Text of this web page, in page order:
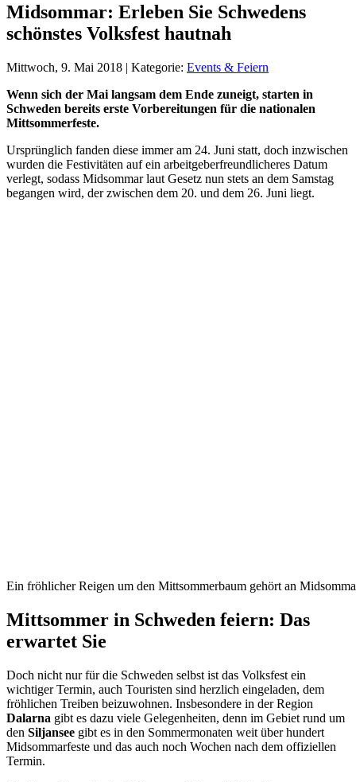
Midsommar: Erleben Sie Schwedens
schönstes Volksfest hautnah
Mittwoch, 9. Mai 2018 | Kategorie: Events & Feiern
Wenn sich der Mai langsam dem Ende zuneigt, starten in
Schweden bereits erste Vorbereitungen für die nationalen
Mittsommerfeste.
Ursprünglich fanden diese immer am 24. Juni statt, doch inzwischen
wurden die Festivitäten auf ein arbeitgeberfreundlicheres Datum
verlegt, sodass Midsommar laut Gesetz nun stets an dem Samstag
begangen wird, der zwischen dem 20. und dem 26. Juni liegt.
Ein fröhlicher Reigen um den Mittsommerbaum gehört an
Mittsommer in Schweden feiern: Das
erwartet Sie
Doch nicht nur für die Schweden selbst ist das Volksfest ein
wichtiger Termin, auch Touristen sind herzlich eingeladen, dem
fröhlichen Treiben beizuwohnen. Insbesondere in der Region
Dalarna gibt es dazu viele Gelegenheiten, denn im Gebiet rund um
den Siljansee gibt es in den Sommermonaten weit über hundert
Midsommarfeste und das auch noch Wochen nach dem offiziellen
Termin.